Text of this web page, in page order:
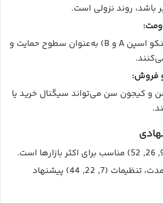
باشد، روند نزولی است.
مرزهای ابر (سنکو اسپن A و B) به‌عنوان سطوح حمایت و
فروش:
و کیجون سن می‌تواند سیگنال خرید یا
برای معاملات کوتاه‌مدت، تنظیمات (7, 22, 44) پیشنهاد